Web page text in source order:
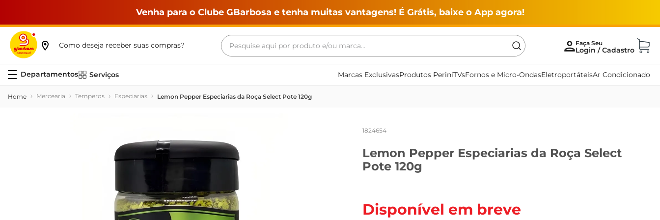
Venha para o Clube GBarbosa e tenha muitas vantagens! É Grátis, baixe o App agora!
Como deseja receber suas compras?
Pesquise aqui por produto e/ou marca...
Serviços Marcas ExclusivasProdutos PeriniTVsFornos e Micro-OndasEletroportáteisAr Condicionado
Mercearia Temperos Especiarias Lemon Pepper Especiarias da Roça Select Pote 120g
1824654
Lemon Pepper Especiarias da Roça Select
Pote 120g
Disponível em breve
Termos mais buscados
maquina lavar